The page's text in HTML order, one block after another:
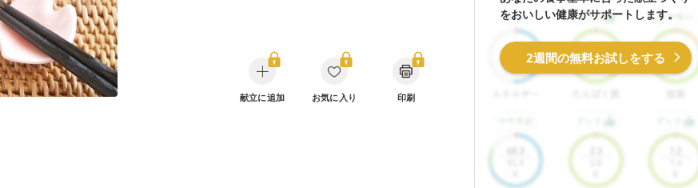
献立に追加 お気に入り 印刷
をおいしい健康がサポートします。
2週間の無料お試しをする